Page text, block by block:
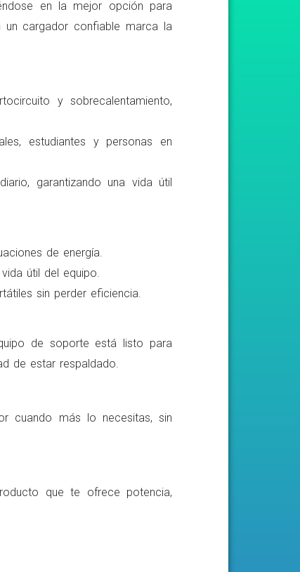
en la mejor opción para
un cargador confiable marca la
y sobrecalentamiento,
estudiantes y personas en
garantizando una vida útil
de energía.
útil del equipo.
sin perder eficiencia.
de soporte está listo para
de estar respaldado.
cuando más lo necesitas, sin
que te ofrece potencia,